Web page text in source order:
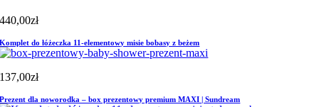
440,00zł
Komplet do łóżeczka 11-elementowy misie bobasy z beżem
137,00zł
Prezent dla noworodka – box prezentowy premium MAXI | Sundream